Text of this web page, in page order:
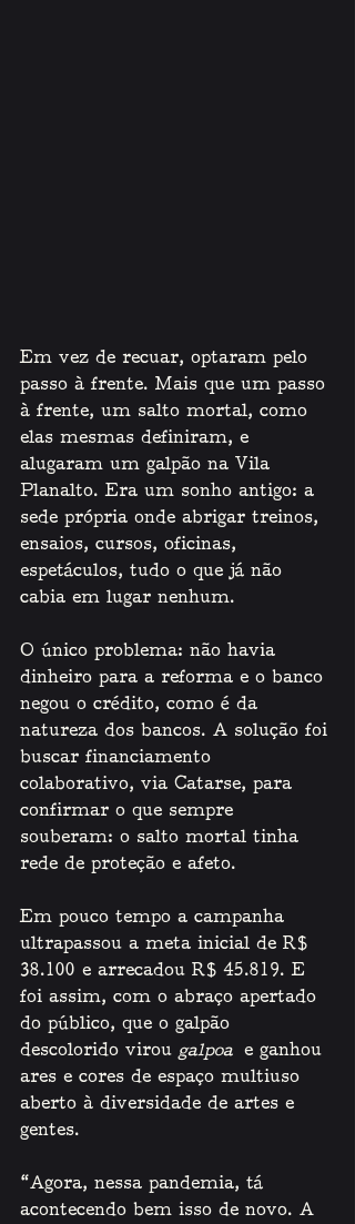
Em vez de recuar, optaram pelo
passo à frente. Mais que um passo
à frente, um salto mortal, como
elas mesmas definiram, e
alugaram um galpão na Vila
Planalto. Era um sonho antigo: a
sede própria onde abrigar treinos,
ensaios, cursos, oficinas,
espetáculos, tudo o que já não
cabia em lugar nenhum.
O único problema: não havia
dinheiro para a reforma e o banco
negou o crédito, como é da
natureza dos bancos. A solução foi
buscar financiamento
colaborativo, via Catarse, para
confirmar o que sempre
souberam: o salto mortal tinha
rede de proteção e afeto.
Em pouco tempo a campanha
ultrapassou a meta inicial de R$
38.100 e arrecadou R$ 45.819. E
foi assim, com o abraço apertado
do público, que o galpão
descolorido virou galpoa e ganhou
ares e cores de espaço multiuso
aberto à diversidade de artes e
gentes.
“Agora, nessa pandemia, tá
acontecendo bem isso de novo. A